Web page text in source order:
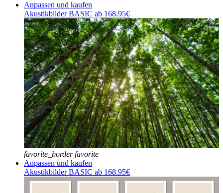
Anpassen und kaufen
Akustikbilder BASIC ab 168.95€
favorite_border favorite
Anpassen und kaufen
Akustikbilder BASIC ab 168.95€